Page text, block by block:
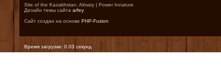
Site of the Kazakhstan, Almaty | Power Innature
Дизайн темы сайта arfey
Сайт создан на основе PHP-Fusion
Время загрузки: 0.03 секунд